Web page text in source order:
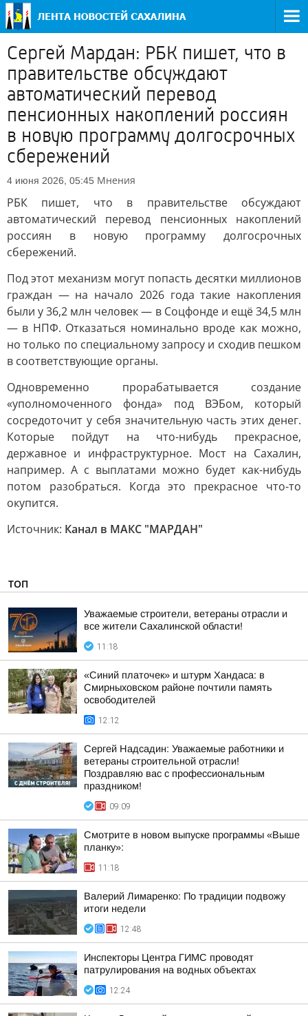
Сергей Мардан: РБК пишет, что в
правительстве обсуждают
автоматический перевод
пенсионных накоплений россиян
в новую программу долгосрочных
сбережений
4 июня 2026, 05:45 Мнения
РБК пишет, что в правительстве обсуждают
автоматический перевод пенсионных накоплений
россиян в новую программу долгосрочных
сбережений.
Под этот механизм могут попасть десятки миллионов
граждан — на начало 2026 года такие накопления
были у 36,2 млн человек — в Соцфонде и ещё 34,5 млн
— в НПФ. Отказаться номинально вроде как можно,
но только по специальному запросу и сходив пешком
в соответствующие органы.
Одновременно прорабатывается создание
«уполномоченного фонда» под ВЭБом, который
сосредоточит у себя значительную часть этих денег.
Которые пойдут на что-нибудь прекрасное,
державное и инфраструктурное. Мост на Сахалин,
например. А с выплатами можно будет как-нибудь
потом разобраться. Когда это прекрасное что-то
окупится.
Источник: Канал в МАКС "МАРДАН"
ТОП
Уважаемые строители, ветераны отрасли и
все жители Сахалинской области!
11:18
«Синий платочек» и штурм Хандаса: в
Смирныховском районе почтили память
освободителей
12:12
Сергей Надсадин: Уважаемые работники и
ветераны строительной отрасли!
Поздравляю вас с профессиональным
праздником!
09:09
Смотрите в новом выпуске программы «Выше
планку»:
11:18
Валерий Лимаренко: По традиции подвожу
итоги недели
12:48
Инспекторы Центра ГИМС проводят
патрулирования на водных объектах
12:24